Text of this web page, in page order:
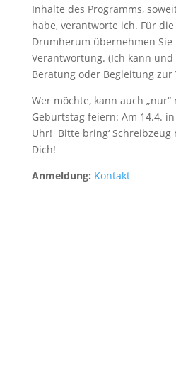
Inhalte des Programms,
habe, verantworte ich. Für
Drumherum übernehmen Sie
Verantwortung. (Ich kann
Beratung oder Begleitung zur
Wer möchte, kann auch
Geburtstag feiern: Am 14.4.
Uhr! Bitte bring‘
Dich!
Anmeldung: Kontakt